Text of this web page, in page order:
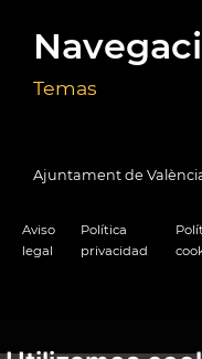
Temas
Ajuntament de
Aviso
legal
Política
privacidad